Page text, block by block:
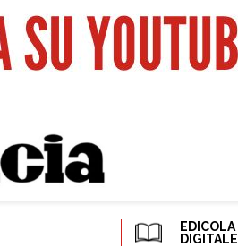
EDICOLA
DIGITALE